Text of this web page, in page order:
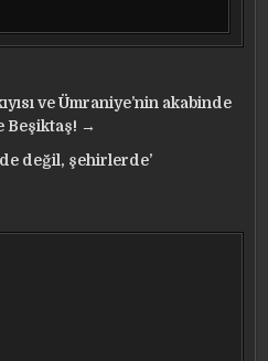
ve Ümraniye’nin akabinde
Beşiktaş! →
değil, şehirlerde’